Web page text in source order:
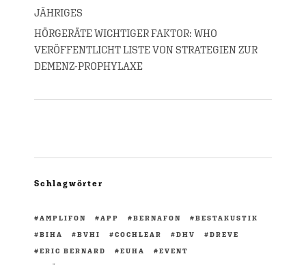
JÄHRIGES
HÖRGERÄTE WICHTIGER FAKTOR: WHO
VERÖFFENTLICHT LISTE VON STRATEGIEN ZUR
DEMENZ-PROPHYLAXE
Schlagwörter
AMPLIFON APP BERNAFON
BESTAKUSTIK
BIHA
BVHI COCHLEAR DHV
DREVE
ERIC BERNARD
EUHA
EVENT